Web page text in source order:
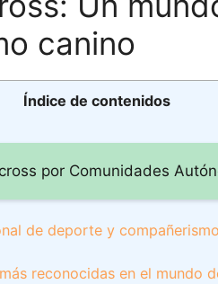
canino
Índice de contenidos
por Comunidades
de deporte y
reconocidas en el mundo